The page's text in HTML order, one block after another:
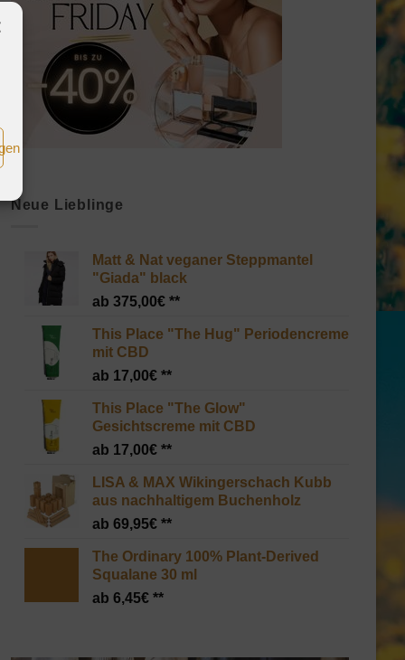
Neue Lieblinge
Matt & Nat veganer Steppmantel
"Giada" black
375,00€
This Place "The Hug" Periodencreme
mit CBD
17,00€
This Place "The Glow"
Gesichtscreme mit CBD
17,00€
LISA & MAX Wikingerschach Kubb
aus nachhaltigem Buchenholz
69,95€
The Ordinary 100% Plant-Derived
Squalane 30 ml
6,45€